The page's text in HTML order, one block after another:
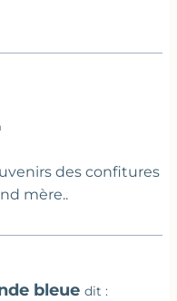
des confitures
mère..
bleue dit :